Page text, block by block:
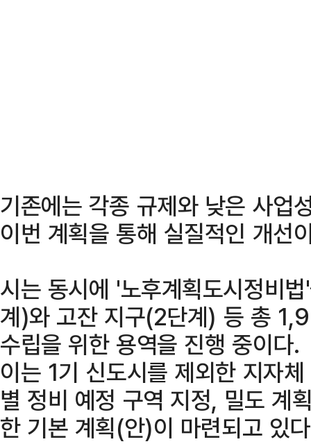
기존에는 각종 규제와 낮은 사업
이번 계획을 통해 실질적인 개선
시는 동시에 '노후계획도시정비
계)와 고잔 지구(2단계) 등 총
수립을 위한 용역을 진행 중이다.
이는 1기 신도시를 제외한 지자
별 정비 예정 구역 지정, 밀도 계
한 기본 계획(안)이 마련되고 있